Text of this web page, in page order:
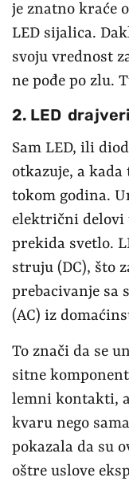
je znatno kraće
LED sijalica.
svoju vrednost
ne pođe po zlu.
2. LED
Sam LED, ili
otkazuje, a
tokom godina.
električni delovi
prekida svetlo.
struju (DC), što
prebacivanje sa
(AC) iz
To znači da se
sitne
lemni kontakti,
kvaru nego
pokazala da su
oštre uslove